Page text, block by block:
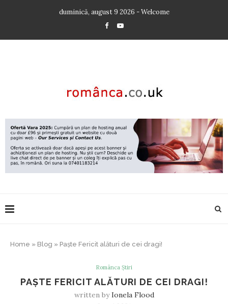
duminică, august 9 2026 - Welcome
Home » Blog » Paște Fericit alături de cei dragi!
Românca Știri
PAȘTE FERICIT ALĂTURI DE CEI DRAGI!
written byIonela Flood